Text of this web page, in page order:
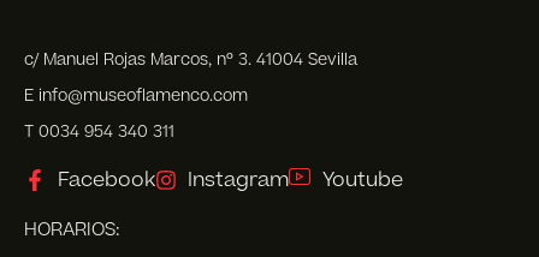
c/ Manuel Rojas Marcos, nº 3. 41004 Sevilla
E info@museoflamenco.com
T 0034 954 340 311
Facebook Instagram Youtube
HORARIOS: